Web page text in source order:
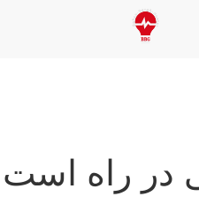
در راه است